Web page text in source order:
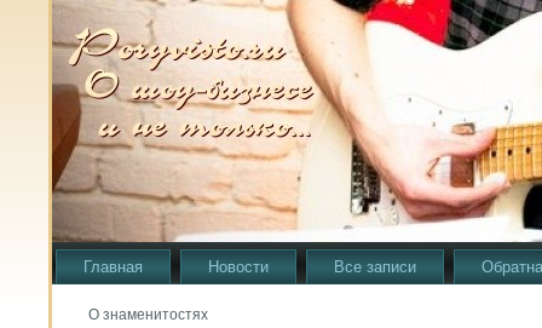
Главная Новости Все записи
О знаменитостях